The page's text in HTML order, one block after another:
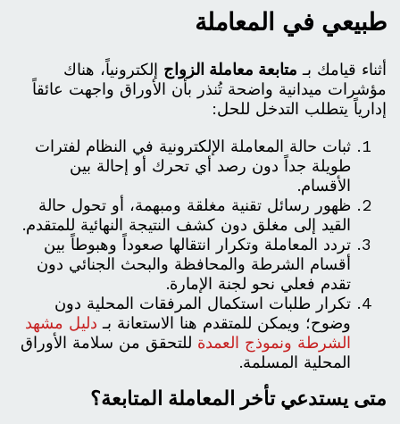
طبيعي في المعاملة
أثناء قيامك بـ متابعة معاملة الزواج إلكترونياً، هناك
مؤشرات ميدانية واضحة تُنذر بأن الأوراق واجهت عائقاً
إدارياً يتطلب التدخل للحل:
ثبات حالة المعاملة الإلكترونية في النظام لفترات
طويلة جداً دون رصد أي تحرك أو إحالة بين
الأقسام.
ظهور رسائل تقنية مغلقة ومبهمة، أو تحول حالة
القيد إلى مغلق دون كشف النتيجة النهائية للمتقدم.
تردد المعاملة وتكرار انتقالها صعوداً وهبوطاً بين
أقسام الشرطة والمحافظة والبحث الجنائي دون
تقدم فعلي نحو لجنة الإمارة.
تكرار طلبات استكمال المرفقات المحلية دون
وضوح؛ ويمكن للمتقدم هنا الاستعانة بـ دليل مشهد
الشرطة ونموذج العمدة للتحقق من سلامة الأوراق
المحلية المسلمة.
متى يستدعي تأخر المعاملة المتابعة؟